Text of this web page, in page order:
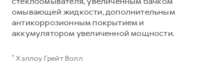
омывающей жидкости, дополнительным
антикоррозионным покрытием и
аккумулятором увеличенной мощности.
⁷ Хэллоу Грейт Волл